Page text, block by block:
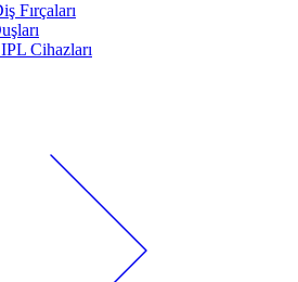
Fırçaları
Cihazları